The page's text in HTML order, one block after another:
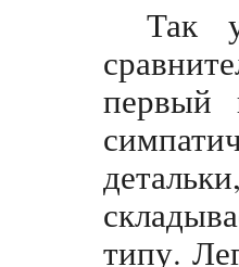
Так
первый
типу.